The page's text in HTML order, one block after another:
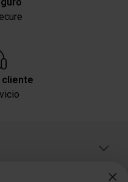
cliente